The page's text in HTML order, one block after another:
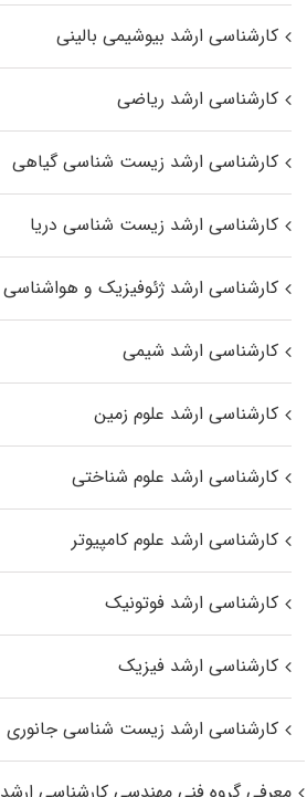
کارشناسی ارشد بیوشیمی بالینی
کارشناسی ارشد ریاضی
کارشناسی ارشد زیست‌ شناسی گیاهی
کارشناسی ارشد زیست‌ شناسی دریا
کارشناسی ارشد ژئوفیزیک و هواشناسی
کارشناسی ارشد شیمی
کارشناسی ارشد علوم زمین
کارشناسی ارشد علوم شناختی
کارشناسی ارشد علوم کامپیوتر
کارشناسی ارشد فوتونیک
کارشناسی ارشد فیزیک
کارشناسی ارشد زیست‌ شناسی جانوری